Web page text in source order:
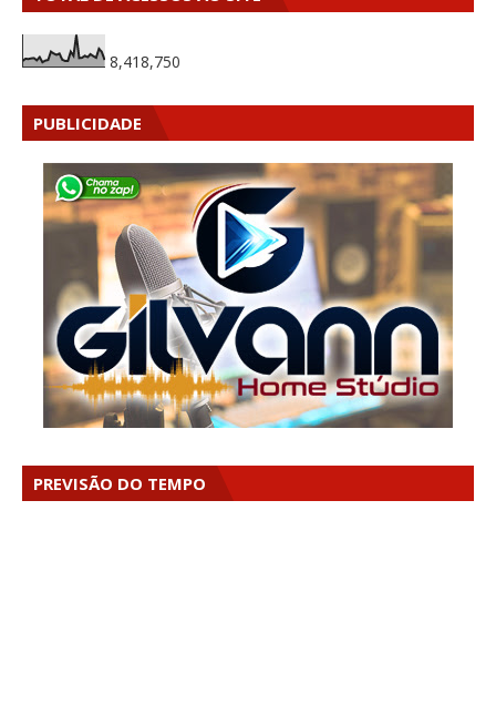
8,418,750
PUBLICIDADE
PREVISÃO DO TEMPO